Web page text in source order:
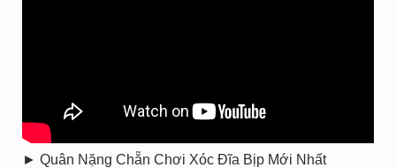
► Quân Nặng Chẵn Chơi Xóc Đĩa Bịp Mới Nhất